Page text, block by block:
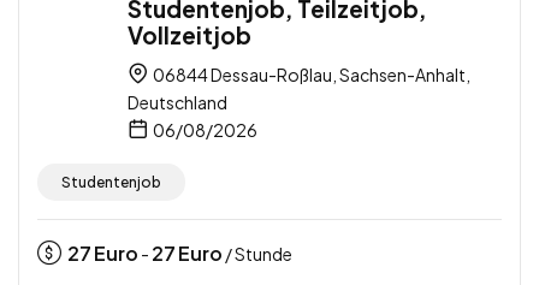
Studentenjob, Teilzeitjob,
Vollzeitjob
06844 Dessau-Roßlau, Sachsen-Anhalt,
Deutschland
06/08/2026
Studentenjob
27Euro - 27Euro / Stunde